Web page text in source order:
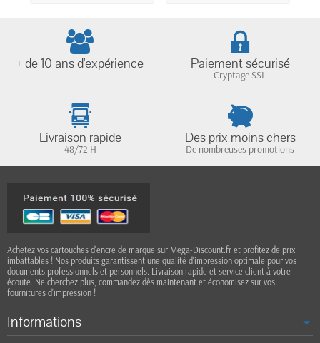
+ de 10 ans d'expérience Paiement sécurisé
Cryptage SSL
Livraison rapide
48/72 H
Des prix moins chers
De nombreuses promotions
Achetez vos cartouches d'encre de marque sur Mega-Discount.fr et profitez de prix
imbattables ! Nos produits garantissent une qualité d'impression optimale pour vos
documents professionnels et personnels. Livraison rapide et service client à votre
écoute. Ne cherchez plus, commandez dès maintenant et économisez sur vos
fournitures d'impression !
Informations